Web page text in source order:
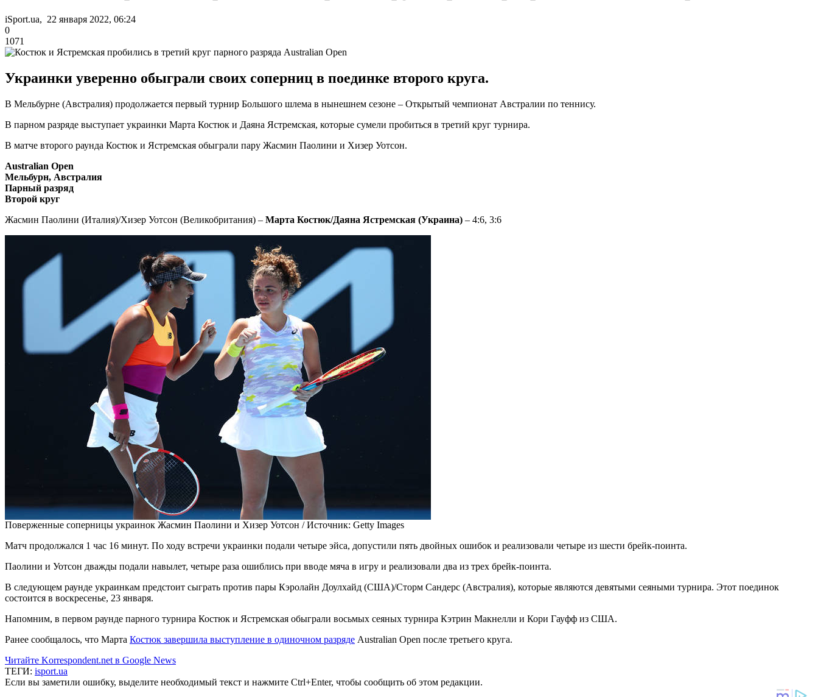
iSport.ua, 22 января 2022, 06:24
0
1071
Украинки уверенно обыграли своих соперниц в поединке второго круга.
В Мельбурне (Австралия) продолжается первый турнир Большого шлема в нынешнем сезоне – Открытый чемпионат Австралии по теннису.
В парном разряде выступает украинки Марта Костюк и Даяна Ястремская, которые сумели пробиться в третий круг турнира.
В матче второго раунда Костюк и Ястремская обыграли пару Жасмин Паолини и Хизер Уотсон.
Australian Open
Мельбурн, Австралия
Парный разряд
Второй круг
Жасмин Паолини (Италия)/Хизер Уотсон (Великобритания) – Марта Костюк/Даяна Ястремская (Украина) – 4:6, 3:6
Поверженные соперницы украинок Жасмин Паолини и Хизер Уотсон /Источник: Getty Images
Матч продолжался 1 час 16 минут. По ходу встречи украинки подали четыре эйса, допустили пять двойных ошибок и реализовали четыре из шести брейк-поинта.
Паолини и Уотсон дважды подали навылет, четыре раза ошиблись при вводе мяча в игру и реализовали два из трех брейк-поинта.
В следующем раунде украинкам предстоит сыграть против пары Кэролайн Доулхайд (США)/Сторм Сандерс (Австралия), которые являются девятыми сеяными турнира. Этот поединок
состоится в воскресенье, 23 января.
Напомним, в первом раунде парного турнира Костюк и Ястремская обыграли восьмых сеяных турнира Кэтрин Макнелли и Кори Гауфф из США.
Ранее сообщалось, что Марта Костюк завершила выступление в одиночном разряде Australian Open после третьего круга.
Читайте Korrespondent.net в Google News
ТЕГИ: isport.ua
Если вы заметили ошибку, выделите необходимый текст и нажмите Ctrl+Enter, чтобы сообщить об этом редакции.